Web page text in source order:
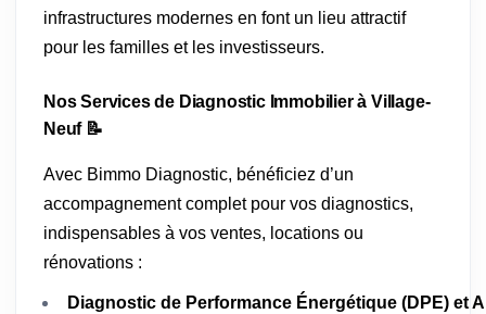
infrastructures modernes en font un lieu attractif
pour les familles et les investisseurs.
Nos Services de Diagnostic Immobilier à Village-
Neuf 📝
Avec Bimmo Diagnostic, bénéficiez d’un
accompagnement complet pour vos diagnostics,
indispensables à vos ventes, locations ou
rénovations :
Diagnostic de Performance Énergétique (DPE) et